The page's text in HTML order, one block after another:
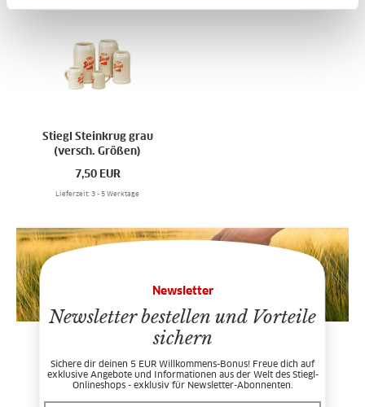
Stiegl Steinkrug grau
(versch. Größen)
7,50 EUR
Lieferzeit: 3 - 5 Werktage
Newsletter
Newsletter bestellen und Vorteile
sichern
Sichere dir deinen 5 EUR Willkommens-Bonus! Freue dich auf
exklusive Angebote und Informationen aus der Welt des Stiegl-
Onlineshops - exklusiv für Newsletter-Abonnenten.